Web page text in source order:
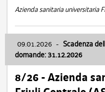
Azienda sanitaria universitaria
09.01.2026 - Scadenza
domande: 31.12.2026
8/26 - Azienda